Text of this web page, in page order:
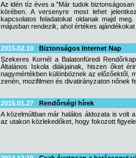
Az idén tíz éves a "Már tudok
körében. A versenyre most lehet
kapcsolatos feladatokat oldanak majd
májusban rendezik, ahol értékes ajándékokat
2015.02.10
Biztonságos Internet Nap
Szekeres Kornél a Balatonfüredi
Általános Iskola diákjainak, hiszen őket
nagymértékben különböznek az előzőektől,
zenén, mozifilmen és divatirányzaton nőnek
2015.01.27
Rendőrségi hírek
A közelmúltban már halálos áldozata is volt
az utakon közlekedőket, hogy fokozott